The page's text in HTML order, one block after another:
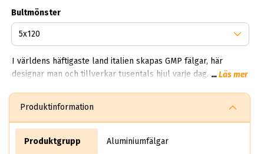
Bultmönster
I världens häftigaste land italien skapas GMP fälgar, här
designar man och tillverkar tusentals hjul varje dag. Man kan
GMP Alloy Wheels som tillverkar alla GMP fälgar i världen
sitter i Italien och har som mål att tillverka perfekta perfekta
och robusta aluminiumfälgar. I hjärtat av Italien sitter gänget
...Läs mer
Produktinformation
Produktgrupp Aluminiumfälgar